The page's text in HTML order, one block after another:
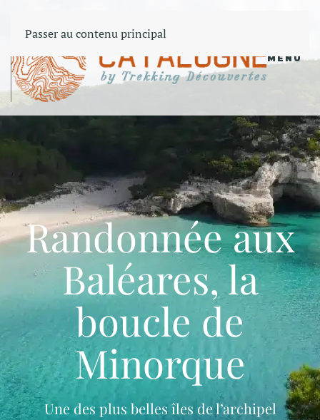
Passer au contenu principal
MENU
Randonnée aux
Baléares, la
boucle de
Minorque
Une des plus belles îles de l’archipel